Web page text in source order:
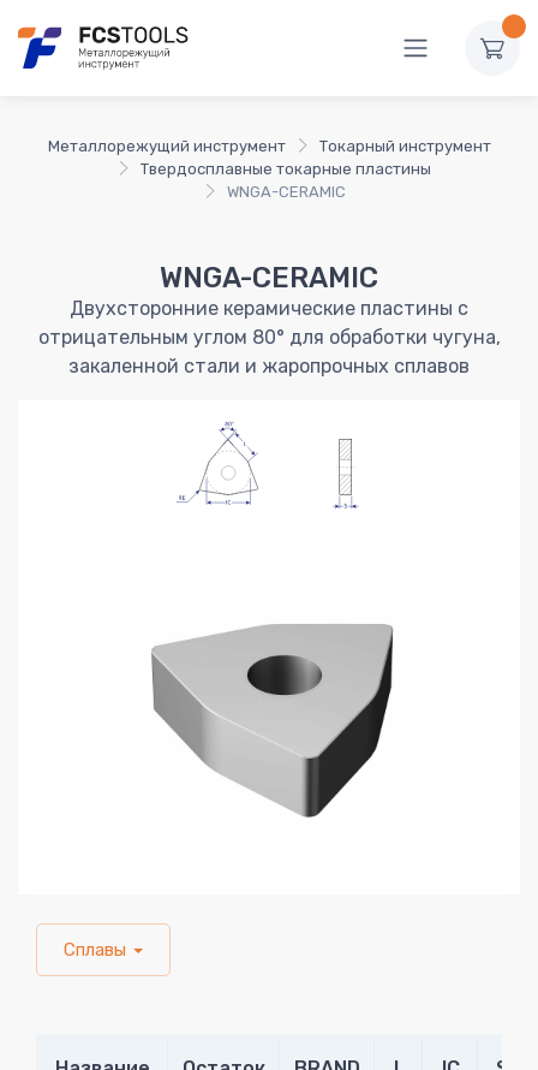
Металлорежущий инструмент
Токарный инструмент
Твердосплавные токарные пластины
WNGA-CERAMIC
WNGA-CERAMIC
Двухсторонние керамические пластины с
отрицательным углом 80° для обработки чугуна,
закаленной стали и жаропрочных сплавов
Сплавы